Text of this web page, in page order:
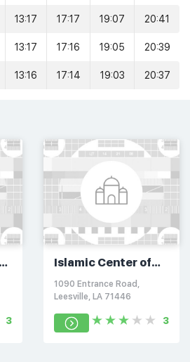
13:17 17:17 19:07 20:41
13:17 17:16 19:05 20:39
13:16 17:14 19:03 20:37
3
Islamic Center of
Leesville
1090 Entrance Road,
Leesville, LA 71446
3